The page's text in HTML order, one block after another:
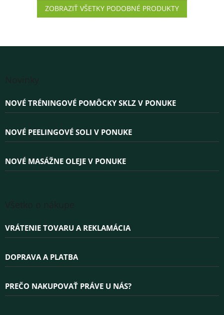
ZOBRAZIŤ VŠETKY PODOBNÉ PRODUKTY
NOVÉ TRÉNINGOVÉ POMÔCKY SKLZ V PONUKE
NOVÉ PEELINGOVÉ SOLI V PONUKE
NOVÉ MASÁŽNE OLEJE V PONUKE
VRÁTENIE TOVARU A REKLAMÁCIA
DOPRAVA A PLATBA
PREČO NAKUPOVAŤ PRÁVE U NÁS?